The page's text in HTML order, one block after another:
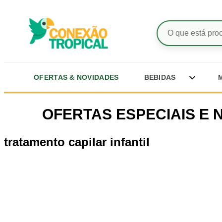
Pesquisar
produtos
OFERTAS & NOVIDADES BEBIDAS
Abrir
de
OFERTAS ESPECIAIS E
tratamento capilar infantil